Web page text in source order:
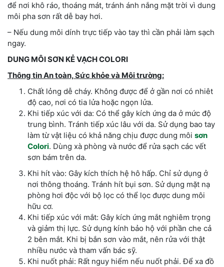
để nơi khô ráo, thoáng mát, tránh ánh nắng mặt trời vì dung
môi pha sơn rất dễ bay hơi.
– Nếu dung môi dính trực tiếp vào tay thì cần phải làm sạch
ngay.
DUNG MÔI SƠN KẺ VẠCH COLORI
Thông tin An toàn, Sức khỏe và Môi trường:
Chất lỏng dễ cháy. Không được để ở gần nơi có nhiêt
độ cao, nơi có tia lửa hoặc ngọn lửa.
Khi tiếp xúc với da: Có thể gây kích ứng da ở mức độ
trung bình. Tránh tiếp xúc lâu với da. Sử dụng bao tay
làm từ vật liệu có khả năng chịu được dung môi sơn
Colori. Dùng xà phòng và nước để rửa sạch các vết
sơn bám trên da.
Khi hít vào: Gây kích thích hệ hô hấp. Chỉ sử dụng ở
nơi thông thoáng. Tránh hít bụi sơn. Sử dụng mặt nạ
phòng hơi độc với bộ lọc có thể lọc được dung môi
hữu cơ.
Khi tiếp xúc với mắt: Gây kích ứng mắt nghiêm trọng
và giảm thị lực. Sử dụng kính bảo hộ với phần che cả
2 bên mắt. Khi bị bắn sơn vào mắt, nên rửa với thật
nhiều nước và tham vấn bác sỹ.
Khi nuốt phải: Rất nguy hiểm nếu nuốt phải. Để xa đồ